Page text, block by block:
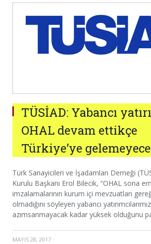
TÜSİAD: Yabancı
OHAL devam ettikçe
Türkiye’ye
Türk Sanayicileri ve İşadamları Derneği
Kurulu Başkanı Erol Bilecik, “OHAL sona
imzalamalarının kurum içi mevzuatları
olmadığını söyleyen yabancı
azımsanmayacak kadar yüksek olduğunu
MAYIS 28, 2017 ·